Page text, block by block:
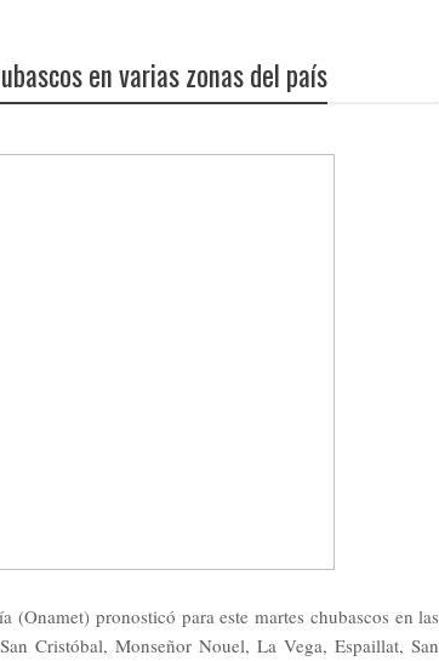
en varias zonas del país
pronosticó para este martes chubascos en las
Cristóbal, Monseñor Nouel, La Vega, Espaillat, San